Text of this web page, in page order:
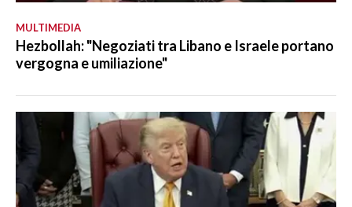
MULTIMEDIA
Hezbollah: "Negoziati tra Libano e Israele portano
vergogna e umiliazione"